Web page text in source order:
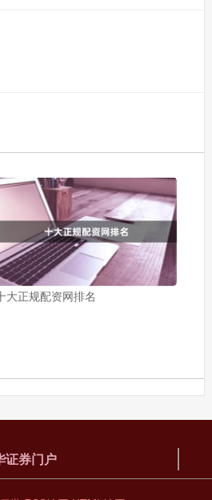
大正规配资网排名
证券门户